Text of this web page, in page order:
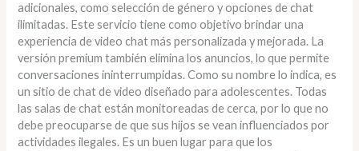
adicionales, como selección de género y opciones de chat
ilimitadas. Este servicio tiene como objetivo brindar una
experiencia de video chat más personalizada y mejorada. La
versión premium también elimina los anuncios, lo que permite
conversaciones ininterrumpidas. Como su nombre lo indica, es
un sitio de chat de video diseñado para adolescentes. Todas
las salas de chat están monitoreadas de cerca, por lo que no
debe preocuparse de que sus hijos se vean influenciados por
actividades ilegales. Es un buen lugar para que los